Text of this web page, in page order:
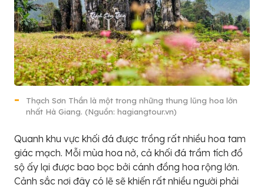
Thạch Sơn Thần là một trong những thung lũng hoa lớn
nhất Hà Giang. (Nguồn: hagiangtour.vn)
Quanh khu vực khối đá được trồng rất nhiều hoa tam
giác mạch. Mỗi mùa hoa nở, cả khối đá trầm tích đồ
sộ ấy lại được bao bọc bởi cánh đồng hoa rộng lớn.
Cảnh sắc nơi đây có lẽ sẽ khiến rất nhiều người phải